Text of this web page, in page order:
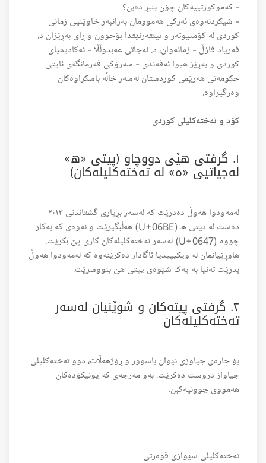
- کەموکورتییەکان چۆن بنبڕ دەبن؟
- شیکردنەوەی ئەرکی هەموومان بەرانبەر خاوێنیی زمانی
کوردی لە کۆمپیوتەر و ئینتەرنێتدا بۆچوون و ڕای بەڕێزان د.
فەریاد فازڵ - زمانەوان، د. نەجاتی عەبدوڵڵا - ئەکادیمیای
کوردی و بەڕێز هیوا ئەفەندی - سەرۆکی فەرمانگەی ئایتی
حکومەتی هەرێمی کوردستان لەسەر خاڵە باسکراوەکان
وەرگیراوە.
کۆد و تەختەکلیلی کوردی
١. گرفتی هێی دووچاو (پیتی «ھ»
لەجیاتیی «ە» لە تەختەکلیلەکان)
لەمەودوا هەوڵ دەدرێت کە لەسەر بڕیاری گشتاندنی ٢٠١٣
دەست لە پیتی ھ (U+06BE) هەڵبگیرێت و ئەوەی کە بەکار
چووە (U+0647) لەسەر تەختەکلیلەکان کاری پێ بکرێت.
هاوڕێیانمان لە ویکیپیدیا ئاگادار دەکرێنەوە کە لەمەودوا هەوڵ
بدرێت تەنیا بە یەک شێوەی پیتی هێ بنووسرێت.
٢. گرفتی پیتەکان و شوێنیان لەسەر
تەختەکلیلەکان
بۆ چارەی جیاوزی نێوان باشوور و ڕۆژهەڵات، دوو تەختەکلیلی
جیاواز دروست دەکرێت. بەو مەرجەی کە یونیکۆدەکان
هەمووی چوونیەکبن.
تەختەکلیلی شێوازی قوەرتی